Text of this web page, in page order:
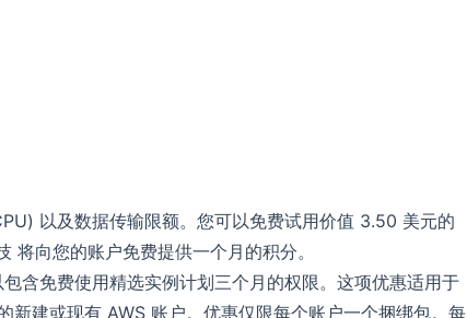
以及数据传输限额。您可以免费试用价值 3.50 美元的
向您的账户免费提供一个月的积分。
含免费使用精选实例计划三个月的权限。这项优惠适用于
建或现有 AWS 账户。优惠仅限每个账户一个捆绑包。每